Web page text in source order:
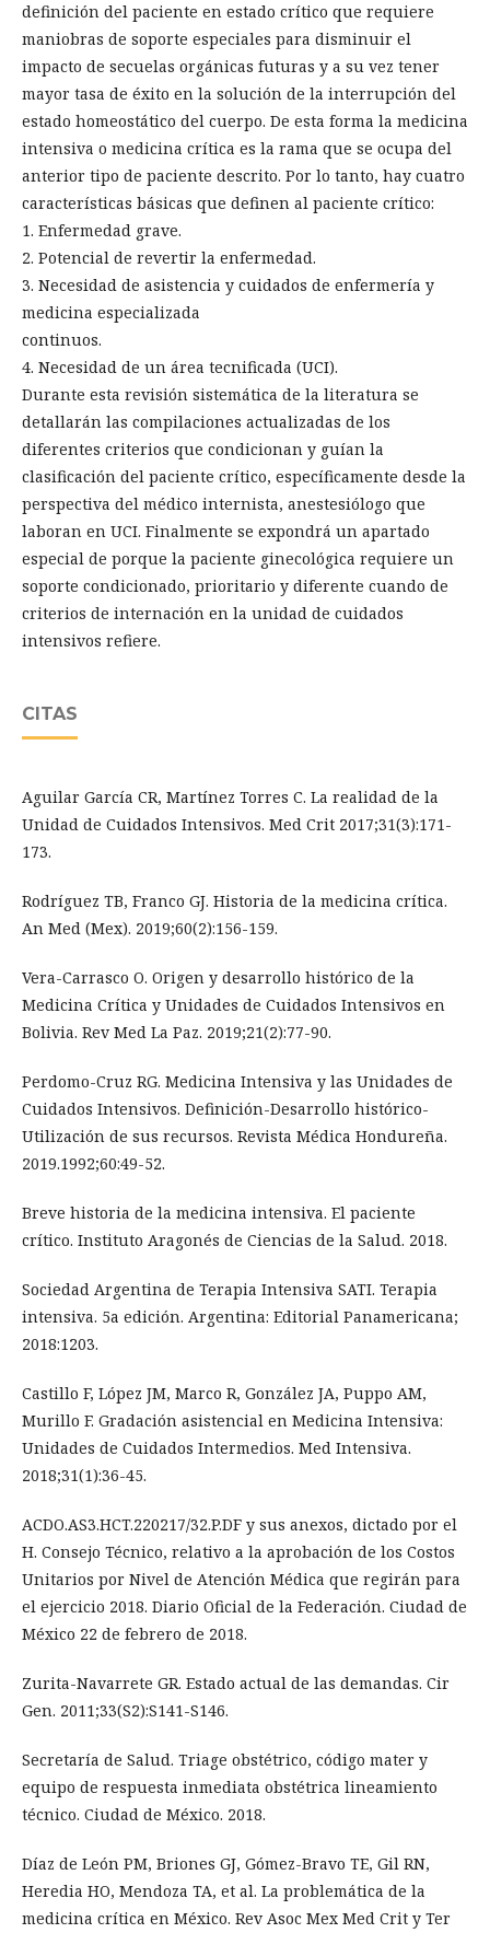
definición del paciente en estado crítico que requiere
maniobras de soporte especiales para disminuir el
impacto de secuelas orgánicas futuras y a su vez tener
mayor tasa de éxito en la solución de la interrupción del
estado homeostático del cuerpo. De esta forma la medicina
intensiva o medicina crítica es la rama que se ocupa del
anterior tipo de paciente descrito. Por lo tanto, hay cuatro
características básicas que definen al paciente crítico:
1. Enfermedad grave.
2. Potencial de revertir la enfermedad.
3. Necesidad de asistencia y cuidados de enfermería y
medicina especializada
continuos.
4. Necesidad de un área tecnificada (UCI).
Durante esta revisión sistemática de la literatura se
detallarán las compilaciones actualizadas de los
diferentes criterios que condicionan y guían la
clasificación del paciente crítico, específicamente desde la
perspectiva del médico internista, anestesiólogo que
laboran en UCI. Finalmente se expondrá un apartado
especial de porque la paciente ginecológica requiere un
soporte condicionado, prioritario y diferente cuando de
criterios de internación en la unidad de cuidados
intensivos refiere.
CITAS
Aguilar García CR, Martínez Torres C. La realidad de la
Unidad de Cuidados Intensivos. Med Crit 2017;31(3):171-
173.
Rodríguez TB, Franco GJ. Historia de la medicina crítica.
An Med (Mex). 2019;60(2):156-159.
Vera-Carrasco O. Origen y desarrollo histórico de la
Medicina Crítica y Unidades de Cuidados Intensivos en
Bolivia. Rev Med La Paz. 2019;21(2):77-90.
Perdomo-Cruz RG. Medicina Intensiva y las Unidades de
Cuidados Intensivos. Definición-Desarrollo histórico-
Utilización de sus recursos. Revista Médica Hondureña.
2019.1992;60:49-52.
Breve historia de la medicina intensiva. El paciente
crítico. Instituto Aragonés de Ciencias de la Salud. 2018.
Sociedad Argentina de Terapia Intensiva SATI. Terapia
intensiva. 5a edición. Argentina: Editorial Panamericana;
2018:1203.
Castillo F, López JM, Marco R, González JA, Puppo AM,
Murillo F. Gradación asistencial en Medicina Intensiva:
Unidades de Cuidados Intermedios. Med Intensiva.
2018;31(1):36-45.
ACDO.AS3.HCT.220217/32.P.DF y sus anexos, dictado por el
H. Consejo Técnico, relativo a la aprobación de los Costos
Unitarios por Nivel de Atención Médica que regirán para
el ejercicio 2018. Diario Oficial de la Federación. Ciudad de
México 22 de febrero de 2018.
Zurita-Navarrete GR. Estado actual de las demandas. Cir
Gen. 2011;33(S2):S141-S146.
Secretaría de Salud. Triage obstétrico, código mater y
equipo de respuesta inmediata obstétrica lineamiento
técnico. Ciudad de México. 2018.
Díaz de León PM, Briones GJ, Gómez-Bravo TE, Gil RN,
Heredia HO, Mendoza TA, et al. La problemática de la
medicina crítica en México. Rev Asoc Mex Med Crit y Ter